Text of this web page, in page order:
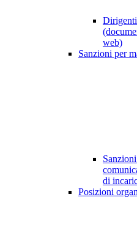
web)
Sanzioni per
di
Posizioni